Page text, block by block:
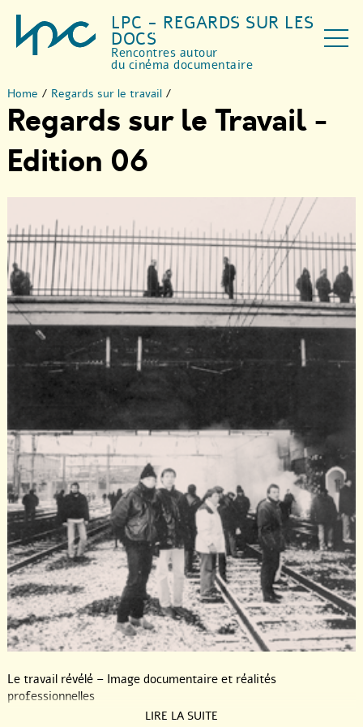
LPC - REGARDS SUR LES
DOCS
Rencontres autour
du cinéma documentaire
Home / Regards sur le travail /
Regards sur le Travail -
Edition 06
Le travail révélé – Image documentaire et réalités
professionnelles
LIRE LA SUITE